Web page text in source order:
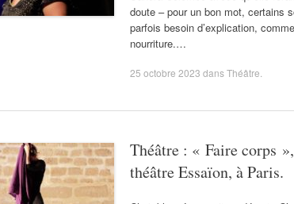
doute – pour un bon mot, certains
parfois besoin d’explication,
nourriture.…
25 octobre 2023 dansThéâtre
Théâtre : « Faire corps
théâtre Essaïon, à Paris.